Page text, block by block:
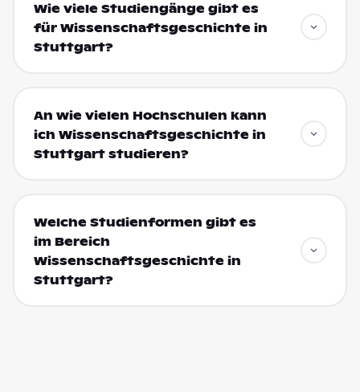
Wie viele Studiengänge gibt es
für Wissenschaftsgeschichte in
Stuttgart?
An wie vielen Hochschulen kann
ich Wissenschaftsgeschichte in
Stuttgart studieren?
Welche Studienformen gibt es
im Bereich
Wissenschaftsgeschichte in
Stuttgart?